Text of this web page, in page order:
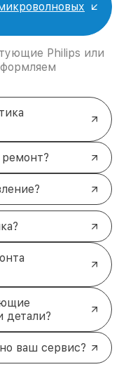
Philips или
детали?
ваш сервис?